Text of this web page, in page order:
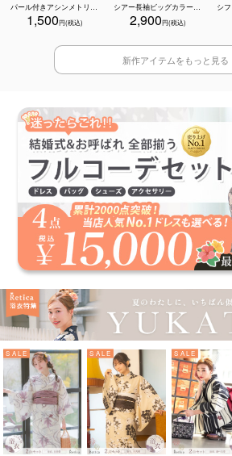
パール付きアシンメトリーダブルリボンバレッタ(ブラック)
1,500
シアー長袖ビッグカラーフリルボレロ 結婚式 二次会(Mサイズ)
2,900
新作アイテムをもっと見る
SALE SALE SALE